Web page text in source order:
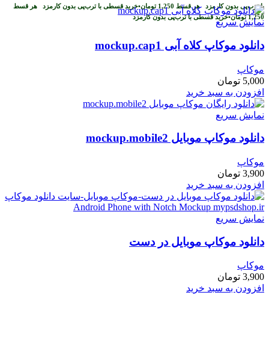
با ترب‌پی بدون کارمزدهر قسط 1,250 تومان•خرید قسطی با ترب‌پی بدون کارمزد هر قسط
1,250 تومان•خرید قسطی با ترب‌پی بدون کارمزدنمایش سریع
دانلود موکاپ کلاه آبی mockup.cap1
موکاپ
5,000 تومان
افزودن به سبد خرید
نمایش سریع
دانلود موکاپ موبایل mockup.mobile2
موکاپ
3,900 تومان
افزودن به سبد خرید
نمایش سریع
دانلود موکاپ موبایل در دست
موکاپ
3,900 تومان
افزودن به سبد خرید